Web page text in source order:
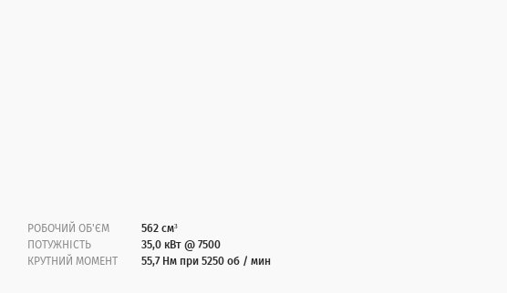
РОБОЧИЙ ОБ'ЄМ
562 см³
ПОТУЖНІСТЬ
35,0 кВт @ 7500
КРУТНИЙ МОМЕНТ
55,7 Нм при 5250 об / мин